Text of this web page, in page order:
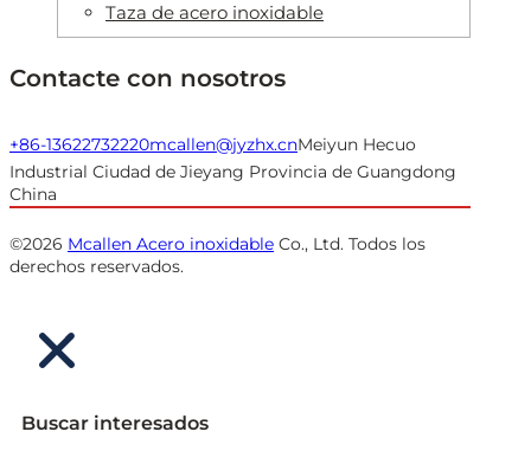
Taza de acero inoxidable
Contacte con nosotros
+86-13622732220mcallen@jyzhx.cnMeiyun Hecuo
Industrial Ciudad de Jieyang Provincia de Guangdong
China
©2026 Mcallen Acero inoxidable Co., Ltd. Todos los
derechos reservados.
Buscar interesados